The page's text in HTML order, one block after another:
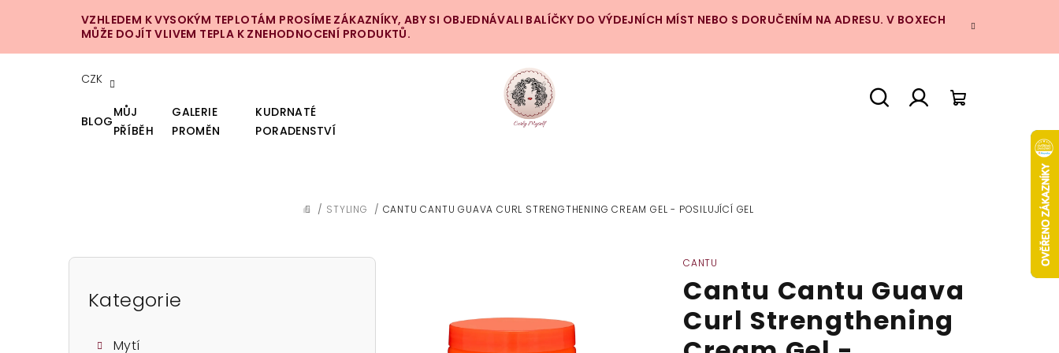
VZHLEDEM K VYSOKÝM TEPLOTÁM PROSÍME ZÁKAZNÍKY, ABY SI OBJEDNÁVALI BALÍČKY DO VÝDEJNÍCH MÍST NEBO S DORUČENÍM NA ADRESU. V BOXECH
MŮŽE DOJÍT VLIVEM TEPLA K ZNEHODNOCENÍ PRODUKTŮ.
CZK
BLOG
MŮJ
PŘÍBĚH
GALERIE
PROMĚN
KUDRNATÉ
PORADENSTVÍ
DOMŮ
/ STYLING / CANTU CANTU GUAVA CURL STRENGTHENING CREAM GEL - POSILUJÍCÍ GEL
P
Přeskočit
kategorie
Kategorie
Mytí
CANTU
Cantu Cantu Guava
Curl Strengthening